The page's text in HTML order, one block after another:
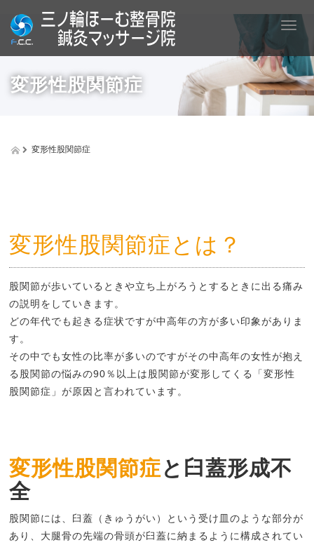
T
g
g
l
e
変形性股関節症
変形性股関節症
変形性股関節症とは？
股関節が歩いているときや立ち上がろうとするときに出る痛み
の説明をしていきます。
どの年代でも起きる症状ですが中高年の方が多い印象がありま
す。
その中でも女性の比率が多いのですがその中高年の女性が抱え
る股関節の悩みの90％以上は股関節が変形してくる「変形性
股関節症」が原因と言われています。
変形性股関節症と臼蓋形成不
全
股関節には、臼蓋（きゅうがい）という受け皿のような部分が
あり、大腿骨の先端の骨頭が臼蓋に納まるように構成されてい